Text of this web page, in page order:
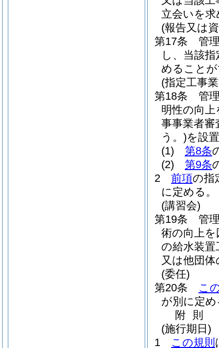
立会いを
(報告又は
第17条
管
し、当該
めること
(指定工事
第18条
管
明性の向
事事業者審
う。)を設
(1)
第8条
(2)
第9条
2
前項の指
に定める。
(講習会)
第19条
管
術の向上
の給水装
又は他団
(委任)
第20条
こ
が別に定
附 則
(施行期日)
1
この規則